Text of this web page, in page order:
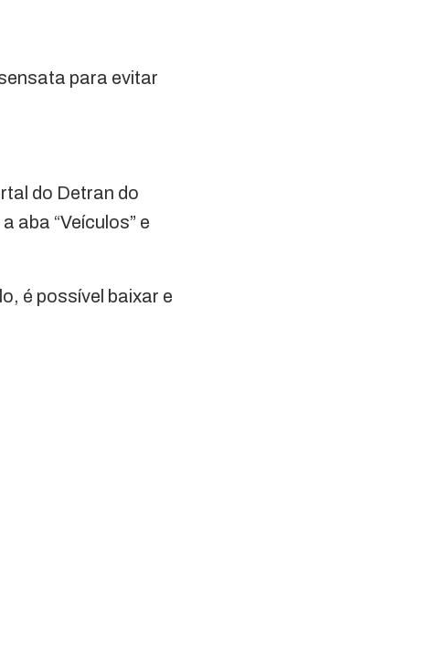
para evitar
do Detran do
aba “Veículos” e
é possível baixar e